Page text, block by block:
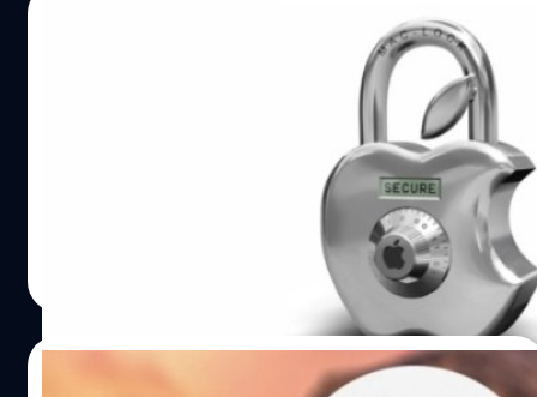
เพื่อความปลอดภัยของระบบจากบั๊ก POODLE
ทาง Apple จะยกเลิกการใช้งาน SSL 3.0 และ
เปลี่ยนมาใช้งาน TLS แทนภายในวันที่ 29
Apple ประกาศผ่าน developer website ว่าจะทำการยกเลิก
ใช้ SSL 3.0 ในการรองรับ Push Notification
| 4306 days ago